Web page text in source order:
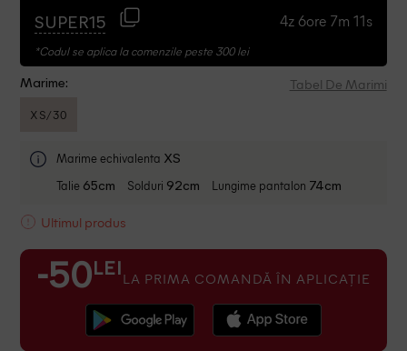
SUPER15 4z 6ore 7m 10s
*Codul se aplica la comenzile peste 300 lei
Marime: Tabel De Marimi
XS/30
Marime echivalenta XS
Talie 65cm Solduri 92cm Lungime pantalon 74cm
Ultimul produs
-50 LEI LA PRIMA COMANDĂ ÎN APLICAȚIE